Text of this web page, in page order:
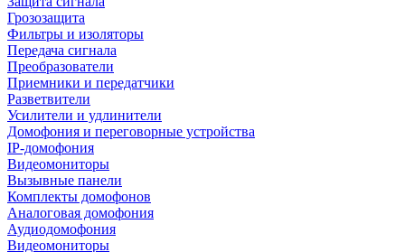
Грозозащита
Фильтры и изоляторы
Передача сигнала
Преобразователи
Приемники и передатчики
Разветвители
Усилители и удлинители
Домофония и переговорные устройства
IP-домофония
Видеомониторы
Вызывные панели
Комплекты домофонов
Аналоговая домофония
Аудиодомофония
Видеомониторы